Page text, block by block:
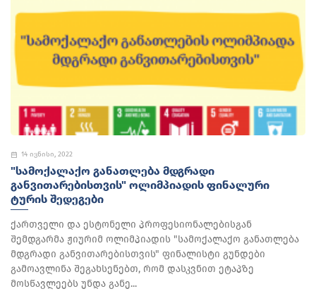
14 ივნისი, 2022
"ᲡᲐᲛᲝᲥᲐᲚᲐᲥᲝ ᲒᲐᲜᲐᲗᲚᲔᲑᲐ ᲛᲓᲒᲠᲐᲓᲘ
ᲒᲐᲜᲕᲘᲗᲐᲠᲔᲑᲘᲡᲗᲕᲘᲡ" ᲝᲚᲘᲛᲞᲘᲐᲓᲘᲡ ᲤᲘᲜᲐᲚᲣᲠᲘ
ᲢᲣᲠᲘᲡ ᲨᲔᲓᲔᲒᲔᲑᲘ
ქართველი და ესტონელი პროფესიონალებისგან
შემდგარმა ჟიურიმ ოლიმპიადის "სამოქალაქო განათლება
მდგრადი განვითარებისთვის" ფინალისტი გუნდები
გამოავლინა შეგახსენებთ, რომ დასკვნით ეტაპზე
მოსწავლეებს უნდა განე...